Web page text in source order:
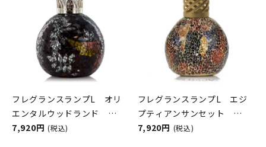
フレグランスランプL オリ
エンタルウッドランド
ASHLEIGH&BURWOOD（ア
7,920円 (税込)
フレグランスランプL エジ
プティアンサンセット
ASHLEIGH&BURWOOD（ア
7,920円 (税込)